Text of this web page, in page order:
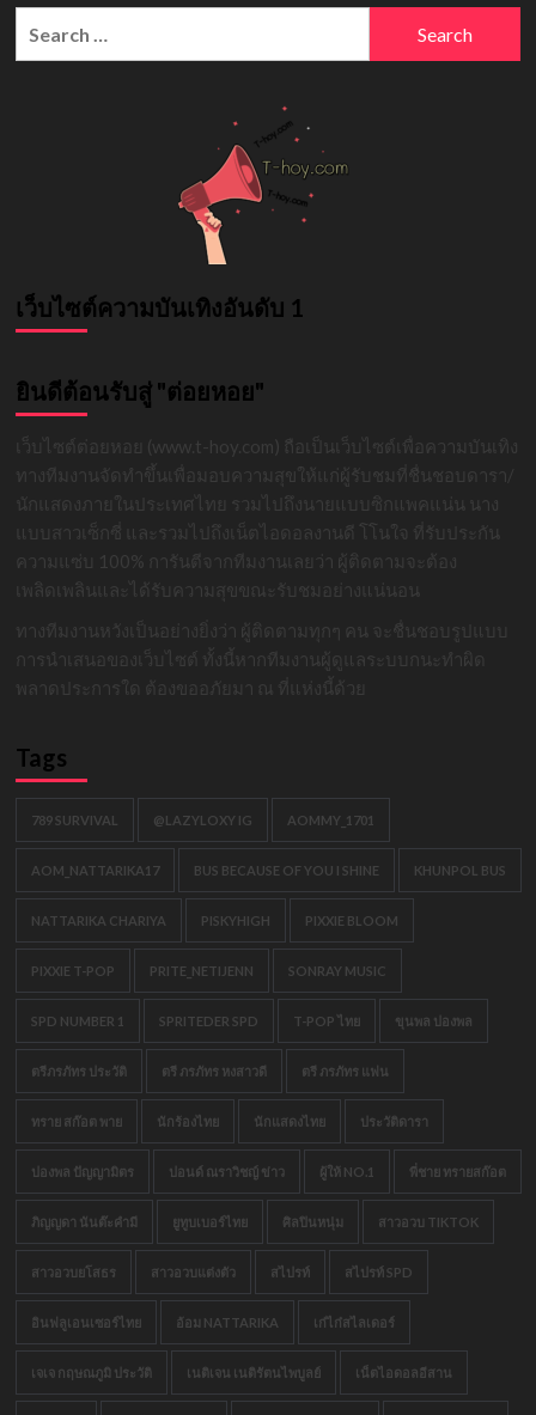
เว็บไซต์ความบันเทิงอันดับ 1
ยินดีต้อนรับสู่ "ต่อยหอย"
เว็บไซต์ต่อยหอย (www.t-hoy.com) ถือเป็นเว็บไซต์เพื่อความบันเทิง
ทางทีมงานจัดทำขึ้นเพื่อมอบความสุขให้แก่ผู้รับชมที่ชื่นชอบดารา/
นักแสดงภายในประเทศไทย รวมไปถึงนายแบบซิกแพคแน่น นาง
แบบสาวเซ็กซี่ และรวมไปถึงเน็ตไอดอลงานดี โโนใจ ที่รับประกัน
ความแซ่บ 100% การันตีจากทีมงานเลยว่า ผู้ติดตามจะต้อง
เพลิดเพลินและได้รับความสุขขณะรับชมอย่างแน่นอน
ทางทีมงานหวังเป็นอย่างยิ่งว่า ผู้ติดตามทุกๆ คน จะชื่นชอบรูปแบบ
การนำเสนอของเว็บไซต์ ทั้งนี้หากทีมงานผู้ดูแลระบบกนะทำผิด
พลาดประการใด ต้องขออภัยมา ณ ที่แห่งนี้ด้วย
Tags
789 SURVIVAL @LAZYLOXY IG AOMMY_1701
AOM_NATTARIKA17 BUS BECAUSE OF YOU I SHINE KHUNPOL BUS
NATTARIKA CHARIYA PISKYHIGH PIXXIE BLOOM
PIXXIE T-POP PRITE_NETIJENN SONRAY MUSIC
SPD NUMBER 1 SPRITEDER SPD T-POP ไทย ขุนพล ปองพล
ตรีภรภัทร ประวัติ ตรี ภรภัทร หงสาวดี ตรี ภรภัทร แฟน
ทราย สก๊อต พาย นักร้องไทย นักแสดงไทย ประวัติดารา
ปองพล ปัญญามิตร ปอนด์ ณราวิชญ์ ข่าว ผู้ให้ NO.1 พี่ชาย ทรายสก๊อต
ภิญญดา นันต๊ะคำมี ยูทูบเบอร์ไทย ศิลปินหนุ่ม สาวอวบ TIKTOK
สาวอวบยโสธร สาวอวบแต่งตัว สไปรท์ สไปรท์ SPD
อินฟลูเอนเซอร์ไทย อ้อม NATTARIKA เก๋ไก๋สไลเดอร์
เจเจ กฤษณภูมิ ประวัติ เนติเจน เนติรัตนไพบูลย์ เน็ตไอดอลอีสาน